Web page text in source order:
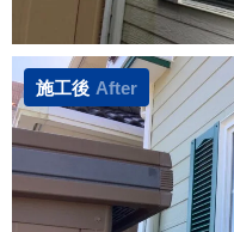
施工後 After